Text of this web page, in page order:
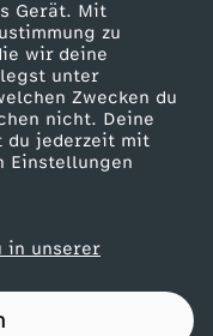
Gerät. Mit
zu
wir deine
unter
Zwecken du
nicht. Deine
du jederzeit mit
Einstellungen
in unserer